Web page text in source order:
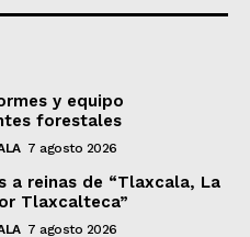
y equipo
forestales
7 agosto 2026
a reinas de “Tlaxcala, La
Tlaxcalteca”
7 agosto 2026